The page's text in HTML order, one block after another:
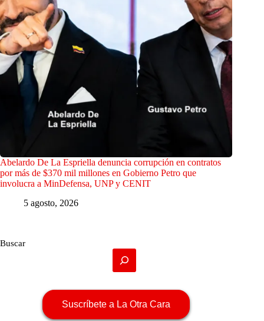
Abelardo De La Espriella denuncia corrupción en contratos
por más de $370 mil millones en Gobierno Petro que
involucra a MinDefensa, UNP y CENIT
5 agosto, 2026
Buscar
Suscríbete a La Otra Cara